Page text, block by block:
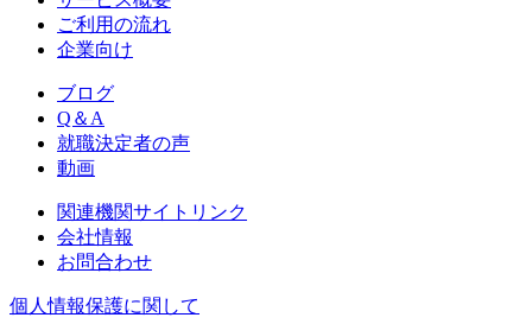
ご利用の流れ
企業向け
ブログ
Q＆A
就職決定者の声
動画
関連機関サイトリンク
会社情報
お問合わせ
個人情報保護に関して